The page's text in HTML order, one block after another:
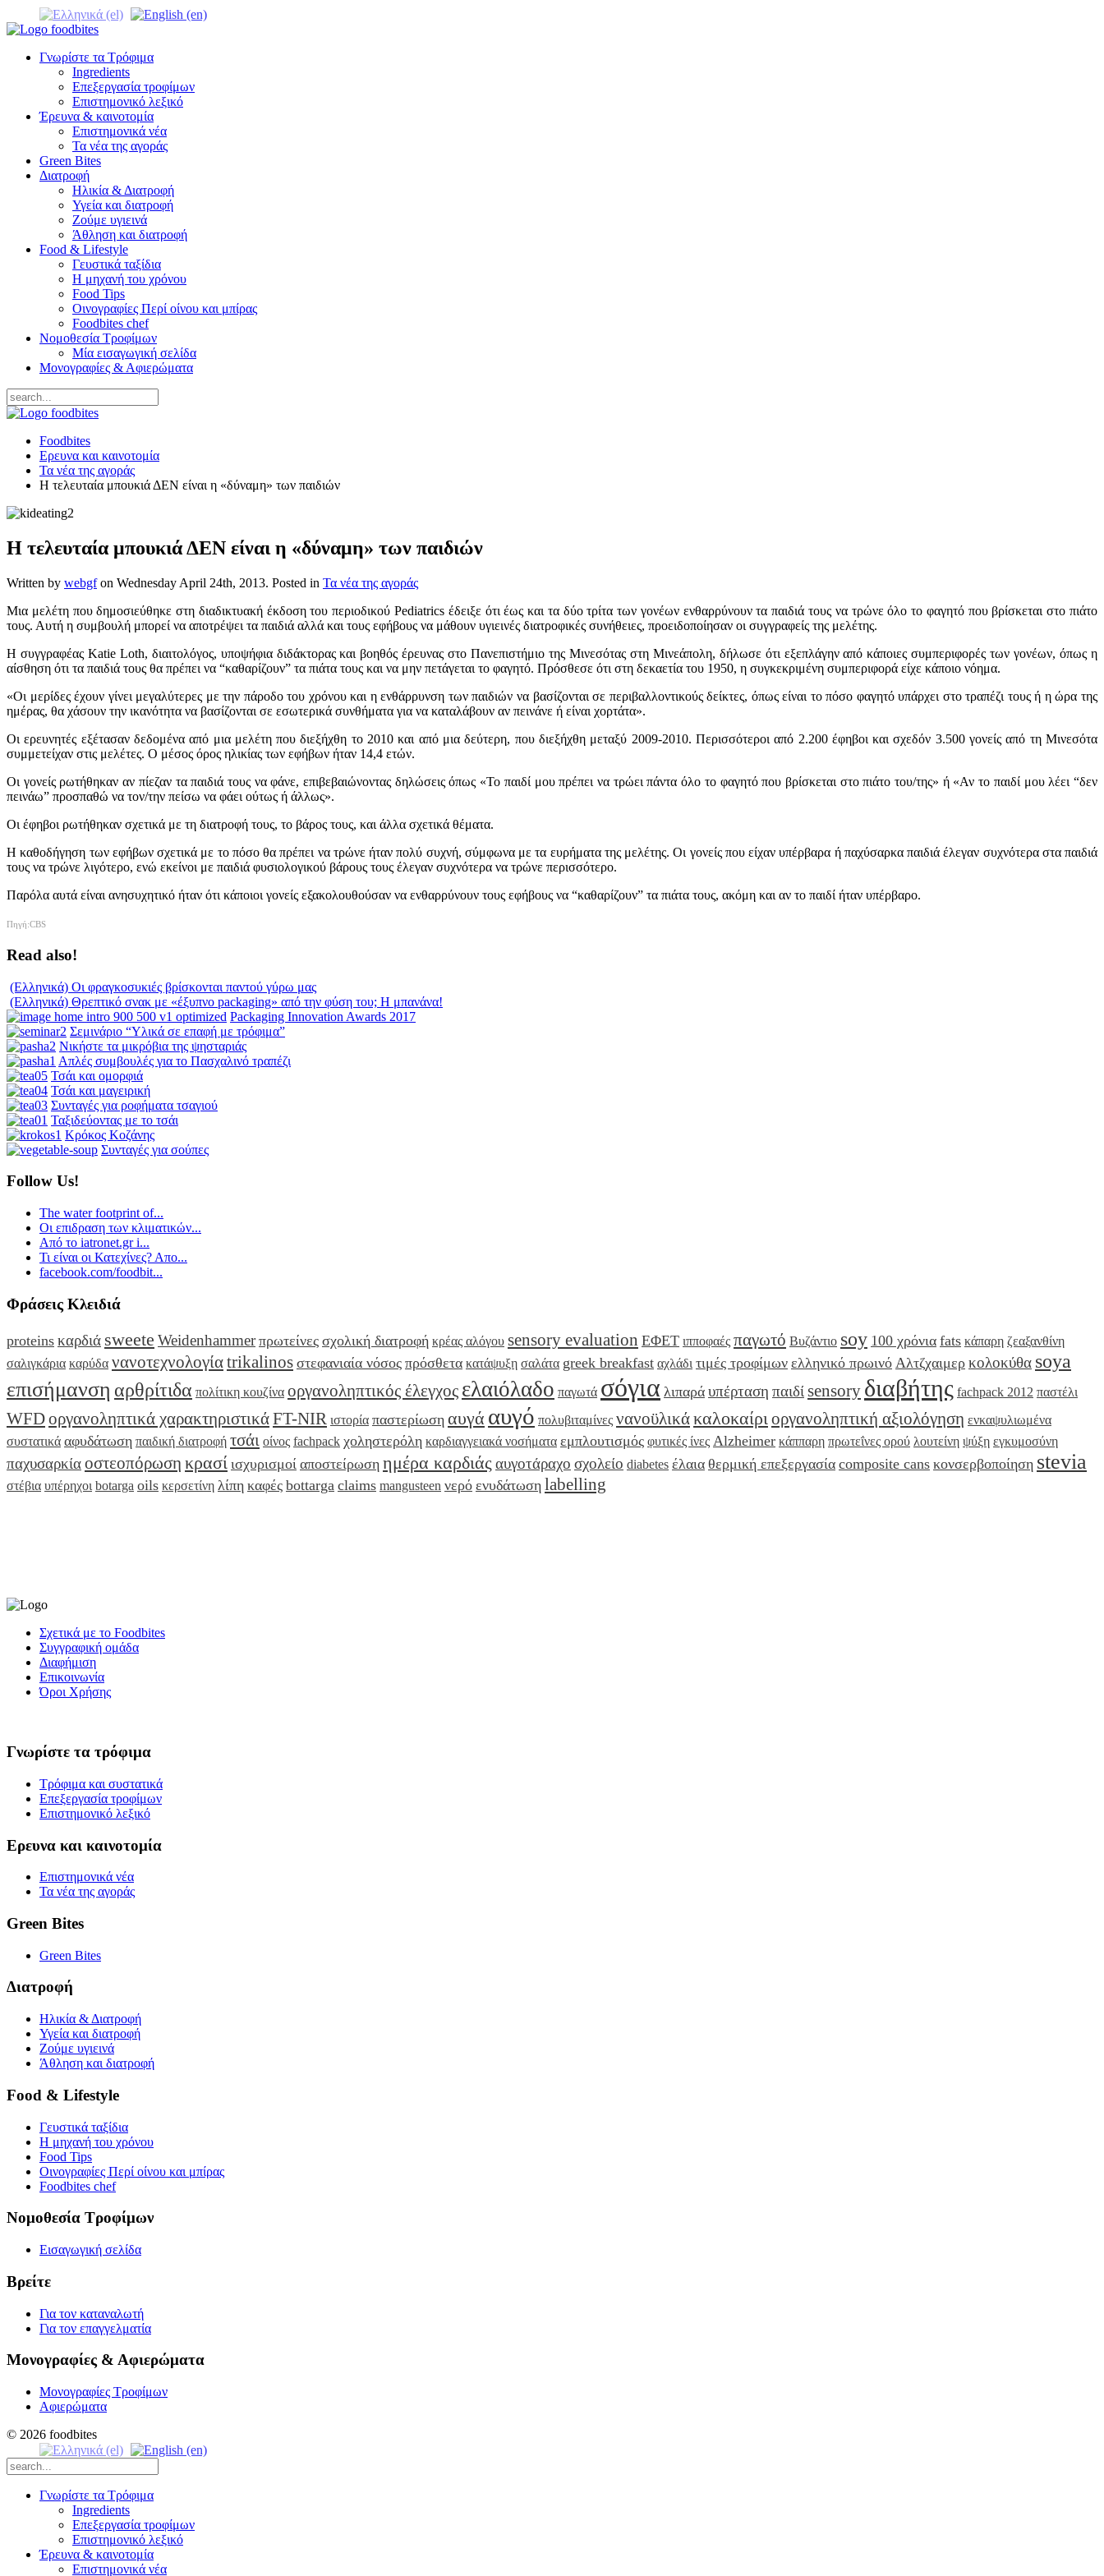
Γνωρίστε τα Τρόφιμα
Ingredients
Επεξεργασία τροφίμων
Επιστημονικό λεξικό
Έρευνα & καινοτομία
Επιστημονικά νέα
Τα νέα της αγοράς
Green Bites
Διατροφή
Ηλικία & Διατροφή
Υγεία και διατροφή
Ζούμε υγιεινά
Άθληση και διατροφή
Food & Lifestyle
Γευστικά ταξίδια
Η μηχανή του χρόνου
Food Tips
Οινογραφίες Περί οίνου και μπίρας
Foodbites chef
Νομοθεσία Τροφίμων
Μία εισαγωγική σελίδα
Μονογραφίες & Αφιερώματα
Foodbites
Ερευνα και καινοτομία
Τα νέα της αγοράς
Η τελευταία μπουκιά ΔΕΝ είναι η «δύναμη» των παιδιών
Η τελευταία μπουκιά ΔΕΝ είναι η «δύναμη» των παιδιών
Written by webgfon Wednesday April 24th, 2013. Posted in Τα νέα της αγοράς
Μια μελέτη που δημοσιεύθηκε στη διαδικτυακή έκδοση του περιοδικού Pediatrics έδειξε ότι έως και τα δύο τρίτα των γονέων ενθαρρύνουν τα παιδιά τους να τρώνε όλο το φαγητό που βρίσκεται στο πιάτο
τους. Αυτή η συμβουλή μπορεί να αποτρέψει τα παιδιά αλλά και τους εφήβους να μάθουν υγιεινές διατροφικές συνήθειες, προειδοποίησαν οι συγγραφείς της μελέτης.
Η συγγραφέας Katie Loth, διαιτολόγος, υποψήφια διδάκτορας και βοηθός έρευνας στο Πανεπιστήμιο της Μινεσότας στη Μινεάπολη, δήλωσε ότι εξεπλάγην από κάποιες συμπεριφορές των γονέων, όπως η
αίσθηση ότι τα παιδιά τους θα πρέπει να “καθαρίζουν” τα πιάτα τους και να μην πετάγεται το φαγητό. Πρόσθεσε ότι στη δεκαετία του 1950, η συγκεκριμένη συμπεριφορά είχε κάποιο νόημα.
«Οι μερίδες έχουν γίνει μεγαλύτερες με την πάροδο του χρόνου και η ενθάρρυνση των παιδιών να βασίζονται σε περιβαλλοντικούς δείκτες, όπως είναι το πόσο φαγητό υπάρχει στο τραπέζι τους ή η ώρα της
ημέρας, θα χάσουν την ικανότητα να βασίζονται σε εσωτερικά συνθήματα για να καταλάβουν αν πεινάνε ή είναι χορτάτα».
Οι ερευνητές εξέτασαν δεδομένα από μια μελέτη που διεξήχθη το 2010 και από μια δεύτερη, που διεξήχθη μεταξύ 2009-2010. Περισσότεροι από 2.200 έφηβοι και σχεδόν 3.500 γονείς από τη Μινεσότα
συμμετείχαν στις μελέτες. Ο μέσος όρος ηλικίας των εφήβων ήταν 14,4 ετών.
Οι γονείς ρωτήθηκαν αν πίεζαν τα παιδιά τους να φάνε, επιβεβαιώνοντας δηλώσεις όπως «Το παιδί μου πρέπει να τρώει πάντα όλο το φαγητό που βρίσκεται στο πιάτο του/της» ή «Αν το παιδί μου λέει “δεν
πεινάω” προσπαθώ να τον/την πείσω να φάει ούτως ή άλλως».
Οι έφηβοι ρωτήθηκαν σχετικά με τη διατροφή τους, το βάρος τους, και άλλα σχετικά θέματα.
Η καθοδήγηση των εφήβων σχετικά με το πόσο θα πρέπει να τρώνε ήταν πολύ συχνή, σύμφωνα με τα ευρήματα της μελέτης. Οι γονείς που είχαν υπέρβαρα ή παχύσαρκα παιδιά έλεγαν συχνότερα στα παιδιά
τους να τρώνε λιγότερο, ενώ εκείνοι με παιδιά φυσιολογικού βάρους τους έλεγαν συχνότερα να τρώνε περισσότερο.
Παρόλα αυτά είναι ανησυχητικό ήταν ότι κάποιοι γονείς εξακολουθούσαν να ενθαρρύνουν τους εφήβους να “καθαρίζουν” τα πιάτα τους, ακόμη και αν το παιδί ήταν υπέρβαρο.
Πηγή:CBS
Read also!
(Ελληνικά) Οι φραγκοσυκιές βρίσκονται παντού γύρω μας
(Ελληνικά) Θρεπτικό σνακ με «έξυπνο packaging» από την φύση του; Η μπανάνα!
Packaging Innovation Awards 2017
Σεμινάριο “Υλικά σε επαφή με τρόφιμα”
Νικήστε τα μικρόβια της ψησταριάς
Απλές συμβουλές για το Πασχαλινό τραπέζι
Τσάι και ομορφιά
Τσάι και μαγειρική
Συνταγές για ροφήματα τσαγιού
Ταξιδεύοντας με το τσάι
Κρόκος Κοζάνης
Συνταγές για σούπες
Follow Us!
The water footprint of...
Οι επιδραση των κλιματικών...
Από το iatronet.gr i...
Τι είναι οι Κατεχίνες? Απο...
facebook.com/foodbit...
Φράσεις Κλειδιά
proteins καρδιά sweete Weidenhammer πρωτείνες σχολική διατροφή κρέας αλόγου sensory evaluation ΕΦΕΤ ιπποφαές παγωτό Βυζάντιο soy 100 χρόνια fats κάπαρη ζεαξανθίνη
σαλιγκάρια καρύδα νανοτεχνολογίαtrikalinos στεφανιαία νόσος πρόσθετα κατάψυξη σαλάτα greek breakfast αχλάδι τιμές τροφίμων ελληνικό πρωινό Αλτζχαιμερ κολοκύθα soya
επισήμανση αρθρίτιδα πολίτικη κουζίνα οργανοληπτικός έλεγχος ελαιόλαδο παγωτά σόγια λιπαρά υπέρταση παιδίsensory διαβήτης fachpack 2012 παστέλι
WFDοργανοληπτικά χαρακτηριστικάFT-NIR ιστορία παστερίωση αυγά αυγό πολυβιταμίνες νανοϋλικάκαλοκαίριοργανοληπτική αξιολόγηση ενκαψυλιωμένα
συστατικά αφυδάτωση παιδική διατροφή τσάι οίνος fachpack χοληστερόλη καρδιαγγειακά νοσήματα εμπλουτισμός φυτικές ίνες Alzheimer κάππαρη πρωτεΐνες ορού λουτείνη ψύξη εγκυμοσύνη
παχυσαρκίαοστεοπόρωση κρασί ισχυρισμοί αποστείρωση ημέρα καρδιάς αυγοτάραχο σχολείο diabetes έλαια θερμική επεξεργασία composite cans κονσερβοποίηση stevia
στέβια υπέρηχοι botarga oils κερσετίνη λίπη καφές bottarga claims mangusteen νερό ενυδάτωση labelling
Σχετικά με το Foodbites
Συγγραφική ομάδα
Διαφήμιση
Επικοινωνία
Όροι Χρήσης
Γνωρίστε τα τρόφιμα
Τρόφιμα και συστατικά
Επεξεργασία τροφίμων
Επιστημονικό λεξικό
Ερευνα και καινοτομία
Επιστημονικά νέα
Τα νέα της αγοράς
Green Bites
Green Bites
Διατροφή
Ηλικία & Διατροφή
Υγεία και διατροφή
Ζούμε υγιεινά
Άθληση και διατροφή
Food & Lifestyle
Γευστικά ταξίδια
Η μηχανή του χρόνου
Food Tips
Οινογραφίες Περί οίνου και μπίρας
Foodbites chef
Νομοθεσία Τροφίμων
Εισαγωγική σελίδα
Βρείτε
Για τον καταναλωτή
Για τον επαγγελματία
Μονογραφίες & Αφιερώματα
Μονογραφίες Τροφίμων
Αφιερώματα
© 2026 foodbites
Γνωρίστε τα Τρόφιμα
Ingredients
Επεξεργασία τροφίμων
Επιστημονικό λεξικό
Έρευνα & καινοτομία
Επιστημονικά νέα